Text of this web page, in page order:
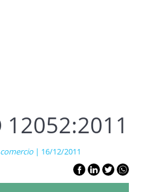
12052:2011
| 16/12/2011